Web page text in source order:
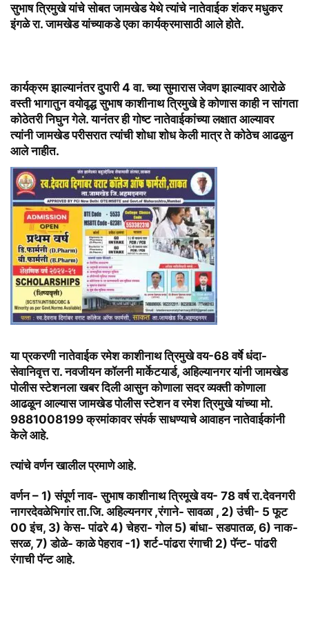
सुभाष त्रिमुखे यांचे सोबत जामखेड येथे त्यांचे नातेवाईक शंकर मधुकर
इंगळे रा. जामखेड यांच्याकडे एका कार्यक्रमासाठी आले होते.
कार्यक्रम झाल्यानंतर दुपारी 4 वा. च्या सुमारास जेवण झाल्यावर आरोळे
वस्ती भागातुन वयोवृद्ध सुभाष काशीनाथ त्रिमुखे हे कोणास काही न सांगता
कोठेतरी निघुन गेले. यानंतर ही गोष्ट नातेवाईकांच्या लक्षात आल्यावर
त्यांनी जामखेड परीसरात त्यांची शोधा शोध केली मात्र ते कोठेच आढळुन
आले नाहीत.
या प्रकरणी नातेवाईक रमेश काशीनाथ त्रिमुखे वय-68 वर्षे धंदा-
सेवानिवृत्त रा. नवजीयन कॉलनी मार्केटयार्ड, अहिल्यानगर यांनी जामखेड
पोलीस स्टेशनला खबर दिली आसुन कोणाला सदर व्यक्ती कोणाला
आढळून आल्यास जामखेड पोलीस स्टेशन व रमेश त्रिमुखे यांच्या मो.
9881008199 क्रमांकावर संपर्क साधण्याचे आवाहन नातेवाईकांनी
केले आहे.
त्यांचे वर्णन खालील प्रमाणे आहे.
वर्णन – 1) संपूर्ण नाव- सुभाष काशीनाथ त्रिमूखे वय- 78 वर्ष रा.देवनगरी
नागरदेवळेभिगांर ता.जि. अहिल्यनगर ,रंगाने- सावळा , 2) उंची- 5 फूट
00 इंच, 3) केस- पांढरे 4) चेहरा- गोल 5) बांधा- सडपातळ, 6) नाक-
सरळ, 7) डोळे- काळे पेहराव -1) शर्ट-पांढरा रंगाची 2) पॅन्ट- पांढरी
रंगाची पॅन्ट आहे.